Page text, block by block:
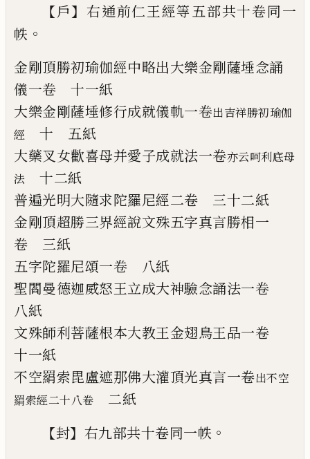
【戶】右通前仁王經等五部共十卷同一
帙 。
金剛頂勝初瑜伽經中略出大樂金剛薩埵念誦
儀一卷 十一紙
大樂金剛薩埵修行成就儀軌一卷出吉祥勝初瑜伽
經
十 五紙
大藥叉女歡喜母并愛子成就法一卷亦云呵利底母
法
十二紙
普遍光明大隨求陀羅尼經二卷 三十二紙
金剛頂超勝三界經說文殊五字真言勝相一
卷 三紙
五字陀羅尼頌一卷 八紙
聖閻曼德迦威怒王立成大神驗念誦法一卷
八紙
文殊師利菩薩根本大教王金翅鳥王品一卷
十一紙
不空羂索毘盧遮那佛大灌頂光真言一卷出不空
羂索經二十八卷
二紙
【封】 右九部共十卷同一帙 。